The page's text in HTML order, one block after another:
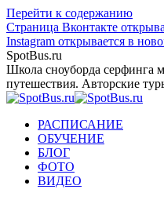
Перейти к содержанию
Страница Вконтакте
Instagram открывается в
SpotBus.ru
Школа сноуборда серфинга
путешествия. Авторские
РАСПИСАНИЕ
ОБУЧЕНИЕ
БЛОГ
ФОТО
ВИДЕО